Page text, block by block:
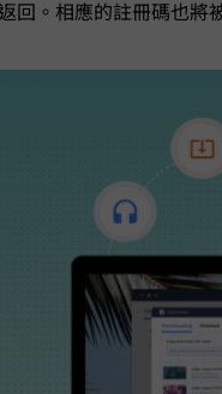
。相應的註冊碼也將